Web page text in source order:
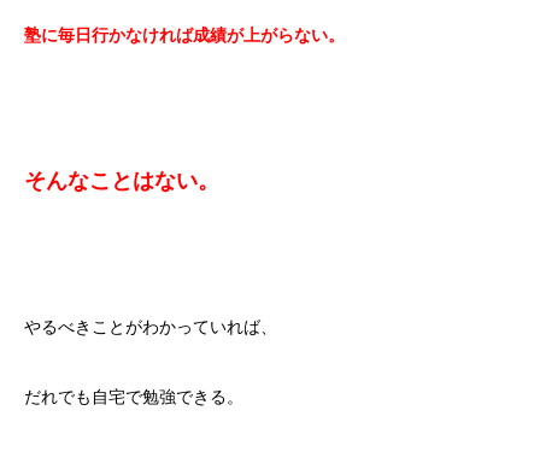
塾に毎日行かなければ成績が上がらない。
そんなことはない。
やるべきことがわかっていれば、
だれでも自宅で勉強できる。